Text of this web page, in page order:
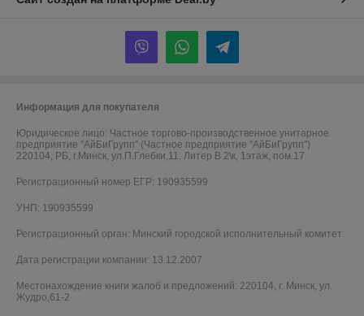
Информация для покупателя
Юридическое лицо: Частное торгово-производственное унитарное
предприятие "АйБиГрупп" (Частное предприятие "АйБиГрупп")
220104, РБ, г.Минск, ул.П.Глебки,11, Литер В 2\к, 1этаж, пом.17
Регистрационный номер ЕГР: 190935599
УНП: 190935599
Регистрационный орган: Минский городской исполнительный комитет
Дата регистрации компании: 13.12.2007
Местонахождение книги жалоб и предложений: 220104, г. Минск, ул.
Жудро,61-2